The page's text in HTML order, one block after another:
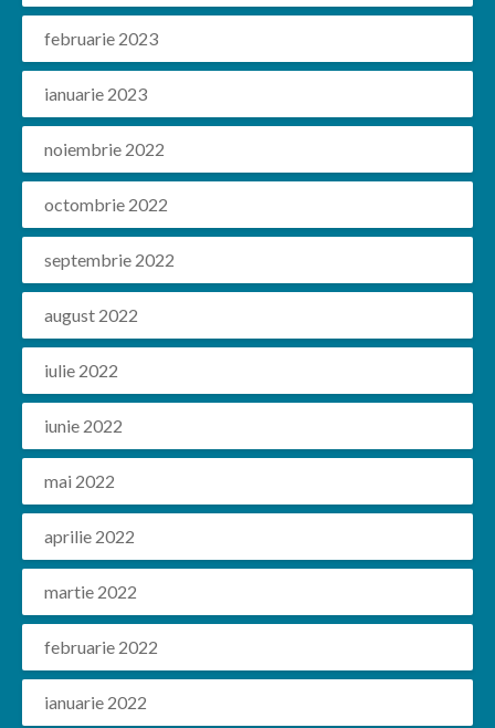
februarie 2023
ianuarie 2023
noiembrie 2022
octombrie 2022
septembrie 2022
august 2022
iulie 2022
iunie 2022
mai 2022
aprilie 2022
martie 2022
februarie 2022
ianuarie 2022